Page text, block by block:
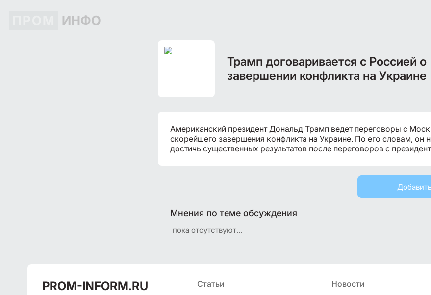
ИНФО
Трамп договаривается с Россией о
завершении конфликта на Украине
Американский президент Дональд Трамп ведет переговоры с
скорейшего завершения конфликта на Украине. По его словам, он
достичь существенных результатов после переговоров с
Мнения по теме обсуждения
пока отсутствуют...
PROM-INFORM.RU Статьи Новости